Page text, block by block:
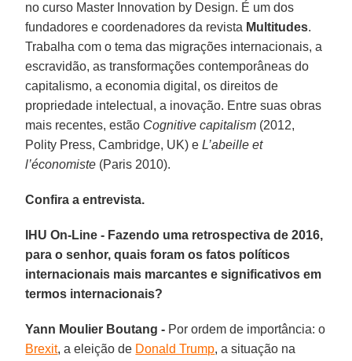
no curso Master Innovation by Design. É um dos
fundadores e coordenadores da revista Multitudes.
Trabalha com o tema das migrações internacionais, a
escravidão, as transformações contemporâneas do
capitalismo, a economia digital, os direitos de
propriedade intelectual, a inovação. Entre suas obras
mais recentes, estão Cognitive capitalism (2012,
Polity Press, Cambridge, UK) eL’abeille et
l’économiste (Paris 2010).
Confira a entrevista.
IHU On-Line - Fazendo uma retrospectiva de 2016,
para o senhor, quais foram os fatos políticos
internacionais mais marcantes e significativos em
termos internacionais?
Yann Moulier Boutang - Por ordem de importância: o
Brexit, a eleição de Donald Trump, a situação na